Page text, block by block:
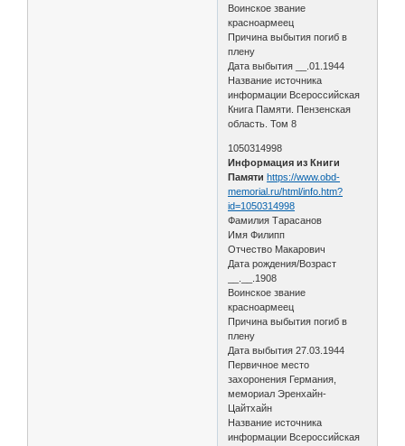
Воинское звание
красноармеец
Причина выбытия погиб в
плену
Дата выбытия __.01.1944
Название источника
информации Всероссийская
Книга Памяти. Пензенская
область. Том 8
1050314998
Информация из Книги
Памяти https://www.obd-
memorial.ru/html/info.htm?
id=1050314998
Фамилия Тарасанов
Имя Филипп
Отчество Макарович
Дата рождения/Возраст
__.__.1908
Воинское звание
красноармеец
Причина выбытия погиб в
плену
Дата выбытия 27.03.1944
Первичное место
захоронения Германия,
мемориал Эренхайн-
Цайтхайн
Название источника
информации Всероссийская